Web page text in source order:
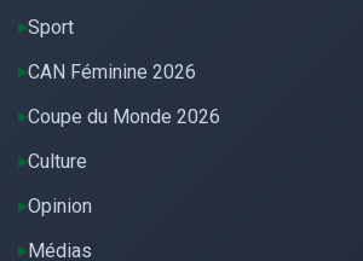
Sport
CAN Féminine 2026
Coupe du Monde 2026
Culture
Opinion
Médias